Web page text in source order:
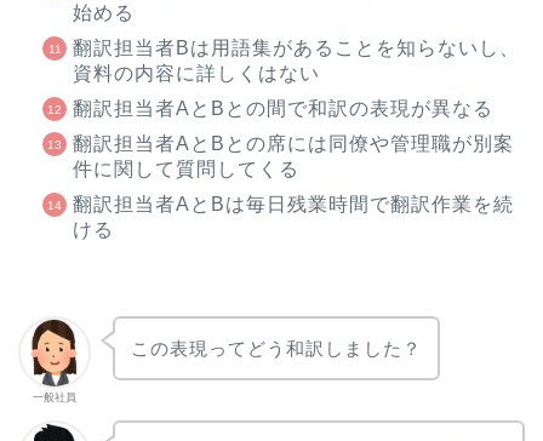
始める
翻訳担当者Bは用語集があることを知らないし、
資料の内容に詳しくはない
翻訳担当者AとBとの間で和訳の表現が異なる
翻訳担当者AとBとの席には同僚や管理職が別案
件に関して質問してくる
翻訳担当者AとBは毎日残業時間で翻訳作業を続
ける
一般社員
この表現ってどう和訳しました？